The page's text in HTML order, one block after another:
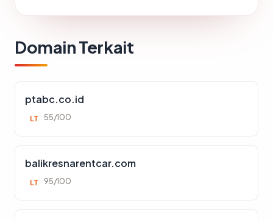
Domain Terkait
ptabc.co.id
LT 55/100
balikresnarentcar.com
LT 95/100